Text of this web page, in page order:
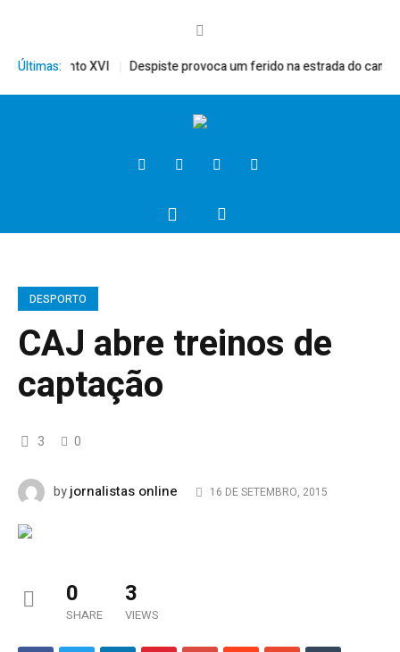
Últimas:
Bento XVI Despiste provoca um ferido na estrada do campo
DESPORTO
CAJ abre treinos de
captação
3 0
byjornalistas online 16 DE SETEMBRO, 2015
0
SHARE
3
VIEWS